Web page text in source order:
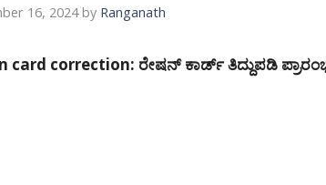
16, 2024 by Ranganath
card correction: ರೇಷನ್ ಕಾರ್ಡ್ ತಿದ್ದುಪಡಿ